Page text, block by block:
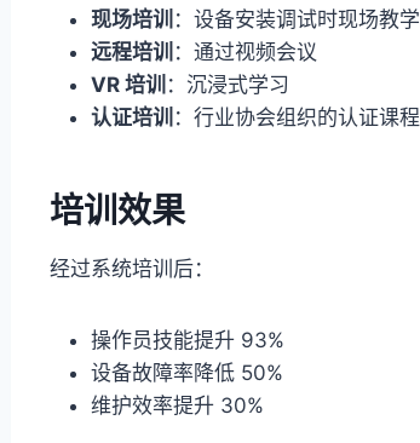
现场培训 ：设备安装调试时现场教学
远程培训 ：通过视频会议
VR 培训 ：沉浸式学习
认证培训 ：行业协会组织的认证课程
培训效果
经过系统培训后：
操作员技能提升 93%
设备故障率降低 50%
维护效率提升 30%